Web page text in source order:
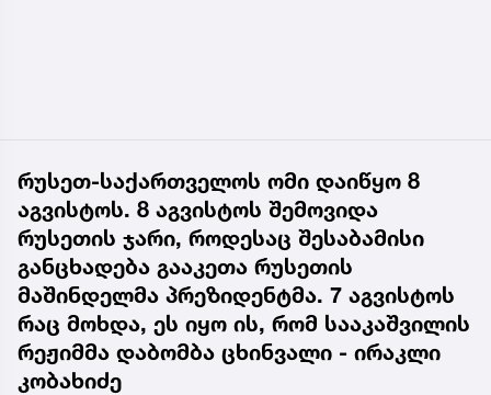
რუსეთ-საქართველოს ომი დაიწყო 8
აგვისტოს. 8 აგვისტოს შემოვიდა
რუსეთის ჯარი, როდესაც შესაბამისი
განცხადება გააკეთა რუსეთის
მაშინდელმა პრეზიდენტმა. 7 აგვისტოს
რაც მოხდა, ეს იყო ის, რომ სააკაშვილის
რეჟიმმა დაბომბა ცხინვალი - ირაკლი
კობახიძე